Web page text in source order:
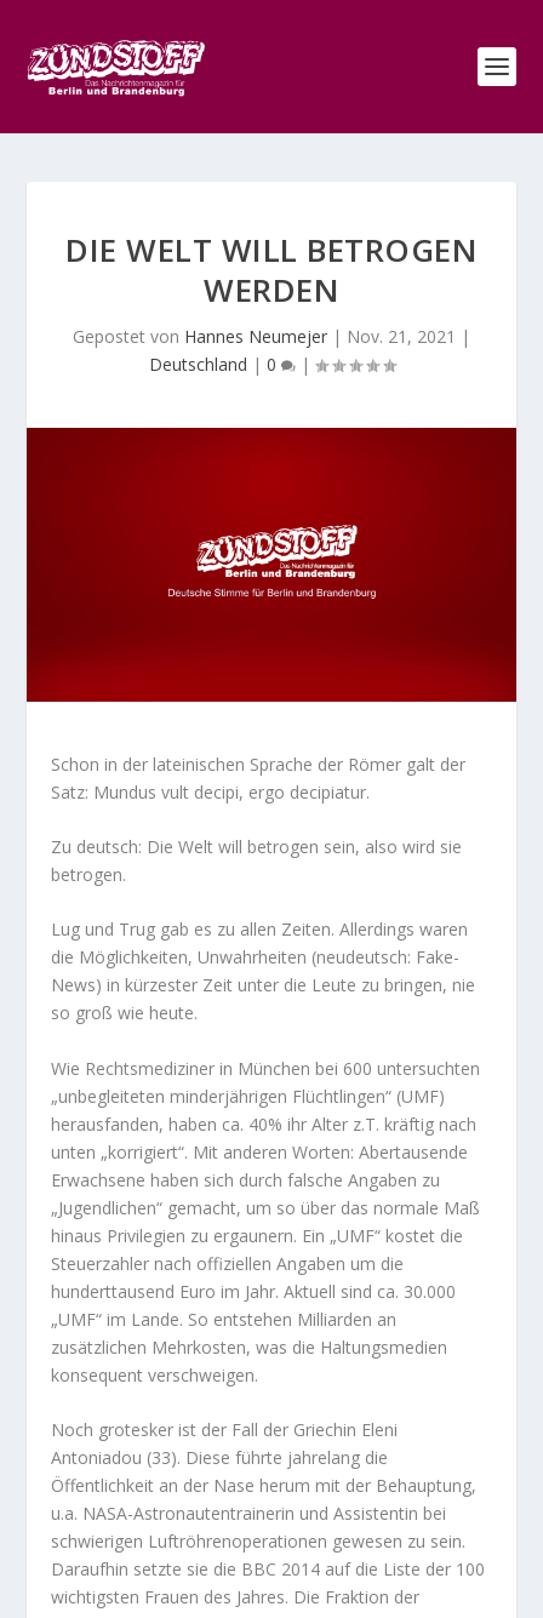
DIE WELT WILL BETROGEN
WERDEN
Gepostet von Hannes Neumejer | Nov. 21, 2021 |
Deutschland | 0 |
Schon in der lateinischen Sprache der Römer galt der
Satz: Mundus vult decipi, ergo decipiatur.
Zu deutsch: Die Welt will betrogen sein, alsowird sie
betrogen.
Lug und Trug gab es zu allen Zeiten. Allerdings waren
die Möglichkeiten, Unwahrheiten (neudeutsch: Fake-
News) in kürzester Zeit unter die Leute zu bringen, nie
so groß wie heute.
Wie Rechtsmediziner in München bei 600 untersuchten
„unbegleiteten minderjährigen Flüchtlingen“ (UMF)
herausfanden, haben ca. 40% ihr Alter z.T. kräftig nach
unten „korrigiert“. Mit anderen Worten: Abertausende
Erwachsene haben sich durch falsche Angaben zu
„Jugendlichen“ gemacht, um so über das normale Maß
hinaus Privilegien zu ergaunern. Ein „UMF“ kostet die
Steuerzahler nach offiziellen Angaben um die
hunderttausend Euro im Jahr. Aktuell sind ca. 30.000
„UMF“ im Lande. So entstehen Milliarden an
zusätzlichen Mehrkosten, was die Haltungsmedien
konsequent verschweigen.
Noch grotesker ist der Fall der Griechin Eleni
Antoniadou (33). Diese führte jahrelang die
Öffentlichkeit an der Nase herum mit der Behauptung,
u.a. NASA-Astronautentrainerin und Assistentin bei
schwierigen Luftröhrenoperationen gewesen zu sein.
Daraufhin setzte sie die BBC 2014 auf die Liste der 100
wichtigsten Frauen des Jahres. Die Fraktion der